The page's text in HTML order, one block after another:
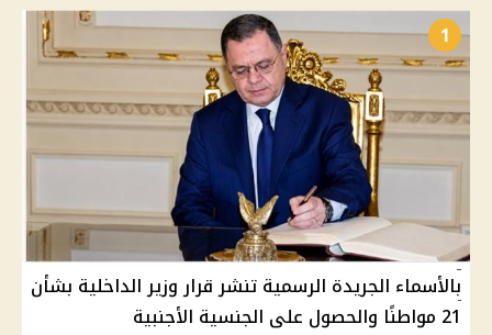
1
بالأسماء الجريدة الرسمية تنشر قرار وزير الداخلية بشأن
21 مواطنًا والحصول على الجنسية الأجنبية